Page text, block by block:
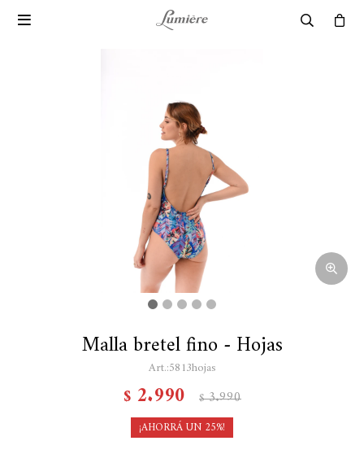

Malla bretel fino - Hojas
5813hojas
$ 2.990 $3.990
25